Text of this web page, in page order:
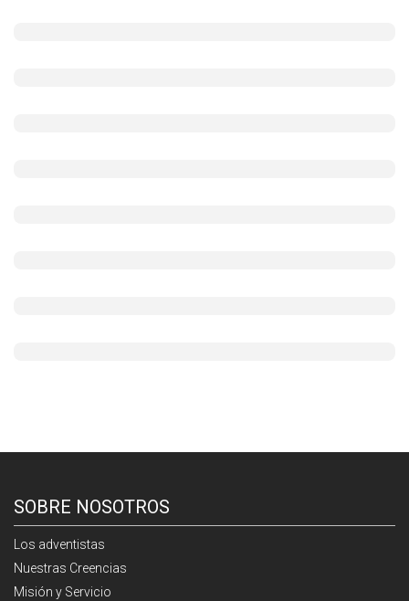
SOBRE NOSOTROS
Los adventistas
Nuestras Creencias
Misión y Servicio